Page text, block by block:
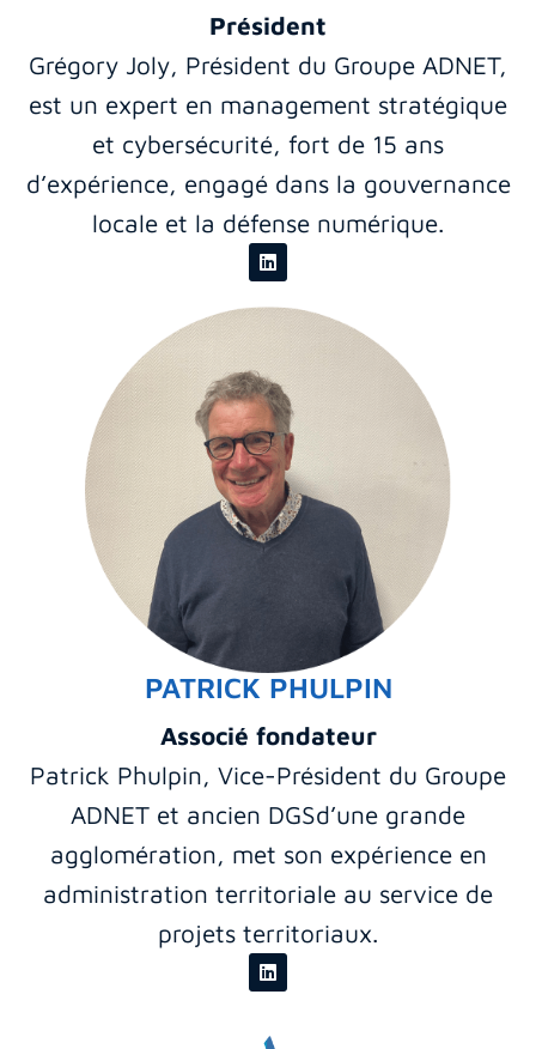
Président
Grégory Joly, Président du Groupe ADNET,
est un expert en management stratégique
et cybersécurité, fort de 15 ans
d’expérience, engagé dans la gouvernance
locale et la défense numérique.
PATRICK PHULPIN
Associé fondateur
Patrick Phulpin, Vice-Président du Groupe
ADNET et ancien DGSd’une grande
agglomération, met son expérience en
administration territoriale au service de
projets territoriaux.